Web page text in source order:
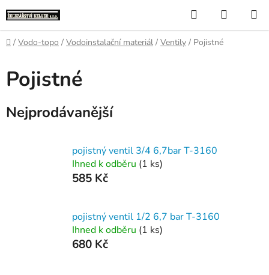
na
obsah
Hledat
KOŠÍK
Domů
/ Vodo-topo / Vodoinstalační materiál / Ventily / Pojistné
Pojistné
Nejprodávanější
pojistný ventil 3/4 6,7bar T-3160
Ihned k odběru (1 ks)
585 Kč
pojistný ventil 1/2 6,7 bar T-3160
Ihned k odběru (1 ks)
680 Kč